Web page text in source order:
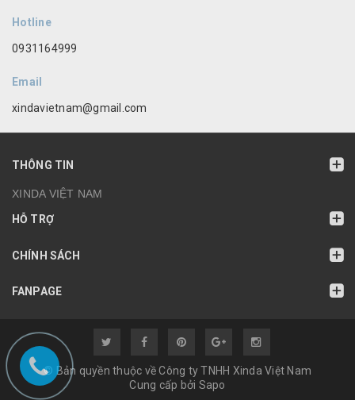
Hotline
0931164999
Email
xindavietnam@gmail.com
THÔNG TIN
XINDA VIỆT NAM
HỖ TRỢ
CHÍNH SÁCH
FANPAGE
© Bản quyền thuộc về Công ty TNHH Xinda Việt Nam
Cung cấp bởi Sapo